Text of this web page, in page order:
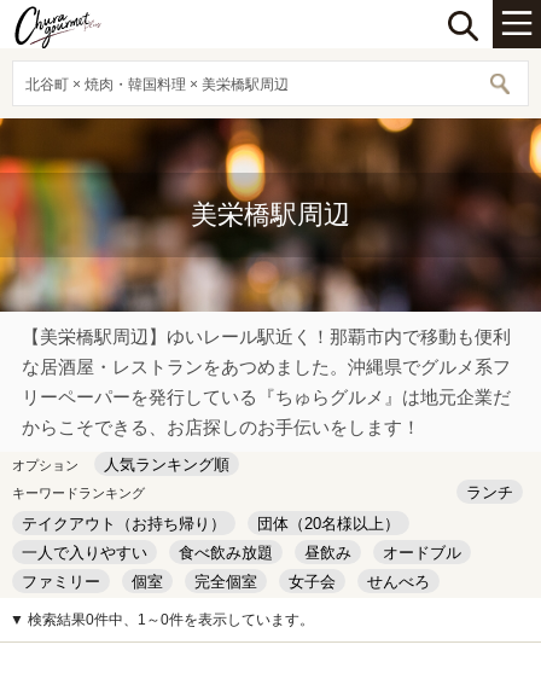
北谷町 × 焼肉・韓国料理 × 美栄橋駅周辺
美栄橋駅周辺
【美栄橋駅周辺】ゆいレール駅近く！那覇市内で移動も便利
な居酒屋・レストランをあつめました。沖縄県でグルメ系フ
リーペーパーを発行している『ちゅらグルメ』は地元企業だ
からこそできる、お店探しのお手伝いをします！
オプション 人気ランキング順
キーワードランキング
ランチ
テイクアウト（お持ち帰り）
団体（20名様以上）
一人で入りやすい
食べ飲み放題 昼飲み
オードブル
ファミリー
個室 完全個室 女子会
せんべろ
キッズルーム
安い デート
▼ 検索結果0件中、1～0件を表示しています。